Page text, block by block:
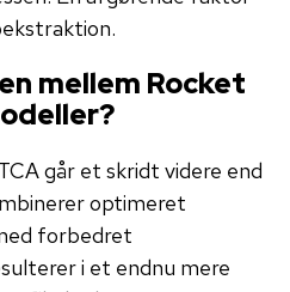
mellem Rocket
går et skridt videre end
optimeret
forbedret
i et endnu mere